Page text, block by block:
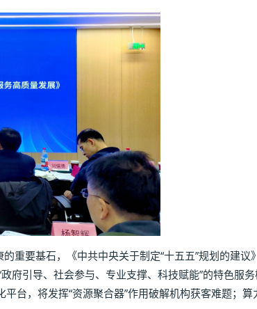
要基石，《中共中央关于制定“十五五”规划的建议
府引导、社会参与、专业支撑、科技赋能”的特色服
台，将发挥“资源聚合器”作用破解机构获客难题；算